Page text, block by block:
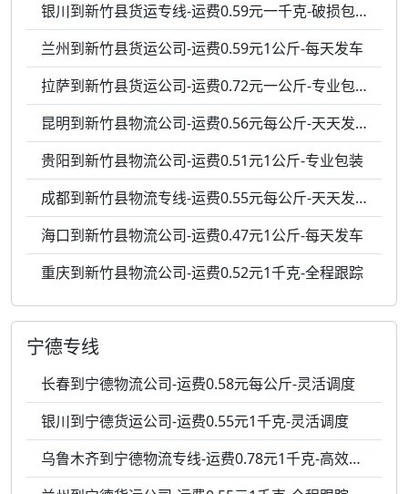
银川到新竹县货运专线-运费0.59元一千克-破损包赔
兰州到新竹县货运公司-运费0.59元1公斤-每天发车
拉萨到新竹县货运公司-运费0.72元一公斤-专业包装
昆明到新竹县物流公司-运费0.56元每公斤-天天发车
贵阳到新竹县物流公司-运费0.51元1公斤-专业包装
成都到新竹县物流专线-运费0.55元每公斤-天天发车
海口到新竹县物流公司-运费0.47元1公斤-每天发车
重庆到新竹县物流公司-运费0.52元1千克-全程跟踪
宁德专线
长春到宁德物流公司-运费0.58元每公斤-灵活调度
银川到宁德货运公司-运费0.55元1千克-灵活调度
乌鲁木齐到宁德物流专线-运费0.78元1千克-高效响应